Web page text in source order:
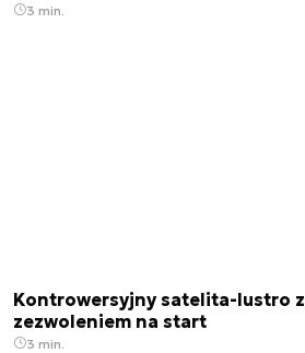
3 min.
Kontrowersyjny satelita-lustro z
zezwoleniem na start
3 min.